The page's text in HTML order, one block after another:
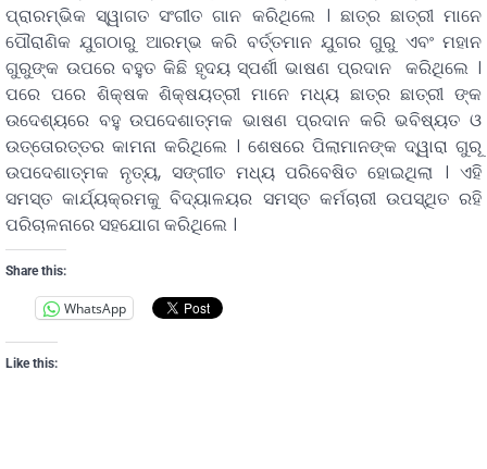
ପ୍ରାରମ୍ଭିକ ସ୍ୱାଗତ ସଂଗୀତ ଗାନ କରିଥିଲେ । ଛାତ୍ର ଛାତ୍ରୀ ମାନେ
ପୌରାଣିକ ଯୁଗଠାରୁ ଆରମ୍ଭ କରି ବର୍ତ୍ତମାନ ଯୁଗର ଗୁରୁ ଏବଂ ମହାନ
ଗୁରୁଙ୍କ ଉପରେ ବହୁତ କିଛି ହୃଦୟ ସ୍ପର୍ଶୀ ଭାଷଣ ପ୍ରଦାନ କରିଥିଲେ ।
ପରେ ପରେ ଶିକ୍ଷକ ଶିକ୍ଷୟତ୍ରୀ ମାନେ ମଧ୍ୟ ଛାତ୍ର ଛାତ୍ରୀ ଙ୍କ
ଉଦେଶ୍ୟରେ ବହୁ ଉପଦେଶାତ୍ମକ ଭାଷଣ ପ୍ରଦାନ କରି ଭବିଷ୍ୟତ ଓ
ଉତ୍ତୋରତ୍ତର କାମନା କରିଥିଲେ । ଶେଷରେ ପିଲାମାନଙ୍କ ଦ୍ୱାରା ଗୁରୂ
ଉପଦେଶାତ୍ମକ ନୃତ୍ୟ, ସଙ୍ଗୀତ ମଧ୍ୟ ପରିବେଷିତ ହୋଇଥିଲା । ଏହି
ସମସ୍ତ କାର୍ଯ୍ୟକ୍ରମକୁ ବିଦ୍ୟାଳୟର ସମସ୍ତ କର୍ମଚାରୀ ଉପସ୍ଥିତ ରହି
ପରିଚାଳନାରେ ସହଯୋଗ କରିଥିଲେ ।
Share this:
WhatsApp
Like this: